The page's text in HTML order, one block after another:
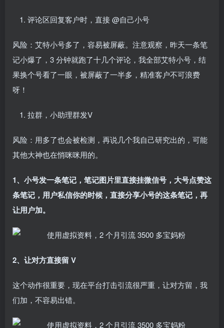
评论区回复客户时，直接 @自己小号
风险：艾特小号多了，容易被屏蔽。注意观察，昨天一条笔
记小爆了，3 分钟就跑了十几个评论，我全部艾特小号，结
果换个号看了一眼，被屏蔽了一半多，精准客户不可浪费
呀！
拉群，小助理群发V
风险：用多了也会被检测，再说几个我自己研究出的，可能
其他大神也在悄咪咪用的。
1、小号发一条笔记，笔记图片里直接挂微信号，大号点赞这
条笔记，用户私信你的时候，直接分享小号的这条笔记，再
让用户加。
2、让对方直接留 V
这个动作很重要，现在平台打击引流很严重，让对方留，我
们加，不容易出错。